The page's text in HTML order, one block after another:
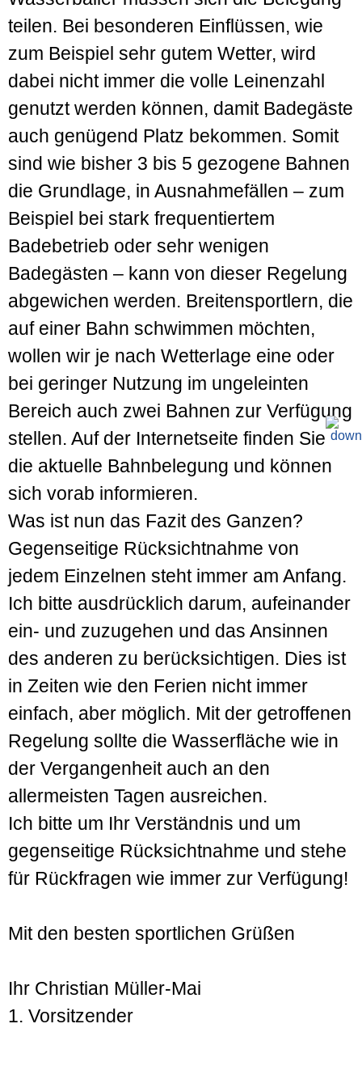
teilen. Bei besonderen Einflüssen, wie
zum Beispiel sehr gutem Wetter, wird
dabei nicht immer die volle Leinenzahl
genutzt werden können, damit Badegäste
auch genügend Platz bekommen. Somit
sind wie bisher 3 bis 5 gezogene Bahnen
die Grundlage, in Ausnahmefällen – zum
Beispiel bei stark frequentiertem
Badebetrieb oder sehr wenigen
Badegästen – kann von dieser Regelung
abgewichen werden. Breitensportlern, die
auf einer Bahn schwimmen möchten,
wollen wir je nach Wetterlage eine oder
bei geringer Nutzung im ungeleinten
Bereich auch zwei Bahnen zur Verfügung
stellen. Auf der Internetseite finden Sie
die aktuelle Bahnbelegung und können
sich vorab informieren.
Was ist nun das Fazit des Ganzen?
Gegenseitige Rücksichtnahme von
jedem Einzelnen steht immer am Anfang.
Ich bitte ausdrücklich darum, aufeinander
ein- und zuzugehen und das Ansinnen
des anderen zu berücksichtigen. Dies ist
in Zeiten wie den Ferien nicht immer
einfach, aber möglich. Mit der getroffenen
Regelung sollte die Wasserfläche wie in
der Vergangenheit auch an den
allermeisten Tagen ausreichen.
Ich bitte um Ihr Verständnis und um
gegenseitige Rücksichtnahme und stehe
für Rückfragen wie immer zur Verfügung!
Mit den besten sportlichen Grüßen
Ihr Christian Müller-Mai
1. Vorsitzender